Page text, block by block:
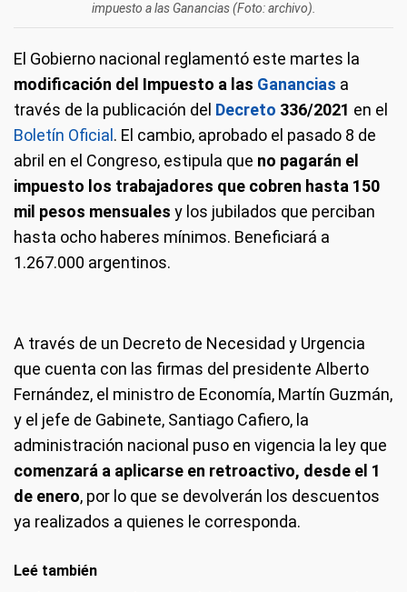
impuesto a las Ganancias(Foto: archivo).
El Gobierno nacional reglamentó este martes la
modificación del Impuesto a las Ganancias a
través de la publicación del Decreto 336/2021 en el
Boletín Oficial . El cambio, aprobado el pasado 8 de
abril en el Congreso, estipula que no pagarán el
impuesto los trabajadores que cobren hasta 150
mil pesos mensuales y los jubilados que perciban
hasta ocho haberes mínimos. Beneficiará a
1.267.000 argentinos.
A través de un Decreto de Necesidad y Urgencia
que cuenta con las firmas del presidente Alberto
Fernández, el ministro de Economía, Martín Guzmán,
y el jefe de Gabinete, Santiago Cafiero, la
administración nacional puso en vigencia la ley que
comenzará a aplicarse en retroactivo, desde el 1
de enero, por lo que se devolverán los descuentos
ya realizados a quienes le corresponda.
Leé también